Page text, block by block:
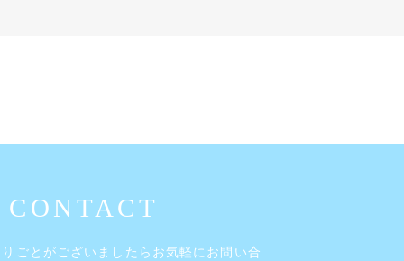
ごとがございましたら お気軽にお問い合